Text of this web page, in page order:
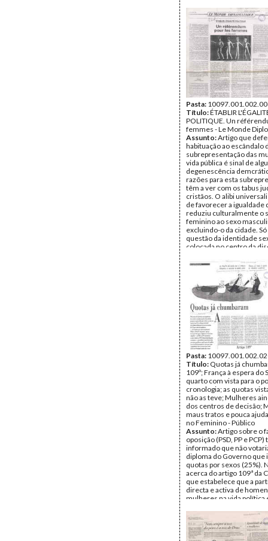
Fundo:UMAR
Tipo Documental:
Página(s):1
Pasta:
Título:ÉTABLIR
POLITIQUE. Un
femmes - Le Monde
Assunto:Artigo que
habituação ao escândalo
subrepresentação das
vida pública é sinal de
degenescência
razões para esta
têm a ver com os tabus
cristãos. O alibi
de favorecer a igualdade
reduziu culturalmente o
feminino ao sexo
excluindo-o da cidade.
questão da identidade
colocada no centro da
reconhecida é que a
poderá construir.
política, tabús judaico-
misoginia,
paridade)
Autor do artigo:Gisèle
Data:Outubro de 1994
Fundo:UMAR
Tipo Documental:
Página(s):2
Pasta:
Título: Quotas já
109º; França à espera do
quarto com vista para o
cronologia; as quotas
não as teve; Mulheres
dos centros de decisão;
maus tratos e pouca
no Feminino - Público
Assunto:Artigo sobre o
oposição (PSD, PP e PCP)
informado que não
diploma do Governo
quotas por sexos (25%).
acerca do artigo 109ª da
que estabelece que a
directa e activa de
mulheres na vida política
democracia, que
regulado pela lei
acerca da participação